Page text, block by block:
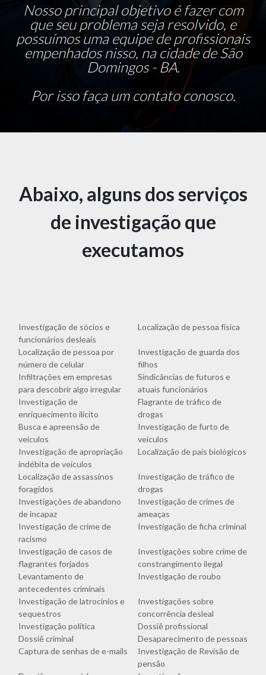
Nosso principal objetivo é fazer com
que seu problema seja resolvido, e
possuímos uma equipe de profissionais
empenhados nisso, na cidade de São
Domingos - BA.
Por isso faça um contato conosco.
Abaixo, alguns dos serviços
de investigação que
executamos
Investigação de sócios e
funcionários desleais
Localização de pessoa física
Localização de pessoa por
número de celular
Investigação de guarda dos
filhos
Infiltrações em empresas
para descobrir algo irregular
Sindicâncias de futuros e
atuais funcionários
Investigação de
enriquecimento ilícito
Flagrante de tráfico de
drogas
Busca e apreensão de
veículos
Investigação de furto de
veículos
Investigação de apropriação
indébita de veículos
Localização de pais biológicos
Localização de assassinos
foragidos
Investigação de tráfico de
drogas
Investigações de abandono
de incapaz
Investigação de crimes de
ameaças
Investigação de crime de
racismo
Investigação de ficha criminal
Investigação de casos de
flagrantes forjados
Investigações sobre crime de
constrangimento ilegal
Levantamento de
antecedentes criminais
Investigação de roubo
Investigação de latrocínios e
sequestros
Investigações sobre
concorrência desleal
Investigação política
Dossiê profissional
Dossiê criminal
Desaparecimento de pessoas
Captura de senhas de e-mails
Investigação de Revisão de
pensão